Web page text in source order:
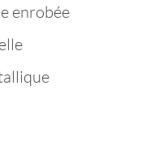
enrobée